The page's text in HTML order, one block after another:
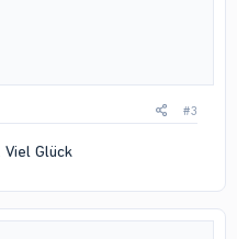
#3
Glück